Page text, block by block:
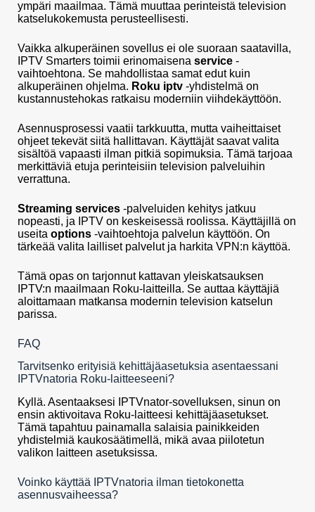
ympäri maailmaa. Tämä muuttaa perinteistä television
katselukokemusta perusteellisesti.
Vaikka alkuperäinen sovellus ei ole suoraan saatavilla,
IPTV Smarters toimii erinomaisena service -
vaihtoehtona. Se mahdollistaa samat edut kuin
alkuperäinen ohjelma. Roku iptv -yhdistelmä on
kustannustehokas ratkaisu moderniin viihdekäyttöön.
Asennusprosessi vaatii tarkkuutta, mutta vaiheittaiset
ohjeet tekevät siitä hallittavan. Käyttäjät saavat valita
sisältöä vapaasti ilman pitkiä sopimuksia. Tämä tarjoaa
merkittäviä etuja perinteisiin television palveluihin
verrattuna.
Streaming services -palveluiden kehitys jatkuu
nopeasti, ja IPTV on keskeisessä roolissa. Käyttäjillä on
useita options -vaihtoehtoja palvelun käyttöön. On
tärkeää valita lailliset palvelut ja harkita VPN:n käyttöä.
Tämä opas on tarjonnut kattavan yleiskatsauksen
IPTV:n maailmaan Roku-laitteilla. Se auttaa käyttäjiä
aloittamaan matkansa modernin television katselun
parissa.
FAQ
Tarvitsenko erityisiä kehittäjäasetuksia asentaessani
IPTVnatoria Roku-laitteeseeni?
Kyllä. Asentaaksesi IPTVnator-sovelluksen, sinun on
ensin aktivoitava Roku-laitteesi kehittäjäasetukset.
Tämä tapahtuu painamalla salaisia painikkeiden
yhdistelmiä kaukosäätimellä, mikä avaa piilotetun
valikon laitteen asetuksissa.
Voinko käyttää IPTVnatoria ilman tietokonetta
asennusvaiheessa?